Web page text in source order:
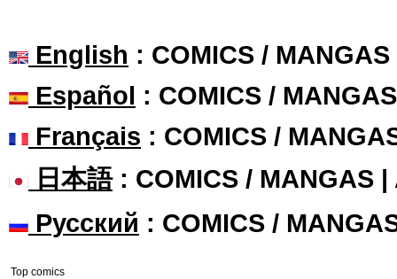
English : COMICS /
Español : COMICS /
Français : COMICS /
日本語: COMICS / MANGAS |
Русский : COMICS /
Top comics